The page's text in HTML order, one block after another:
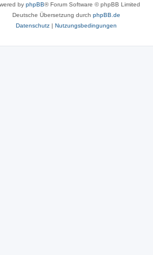
by phpBB® Forum Software © phpBB Limited
Deutsche Übersetzung durch phpBB.de
Datenschutz| Nutzungsbedingungen